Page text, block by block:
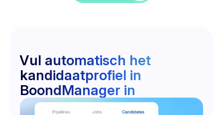
Vul automatisch het
kandidaatprofiel in
BoondManager in